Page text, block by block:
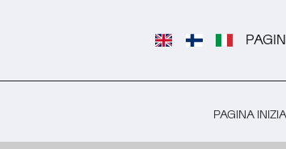
PAGINA